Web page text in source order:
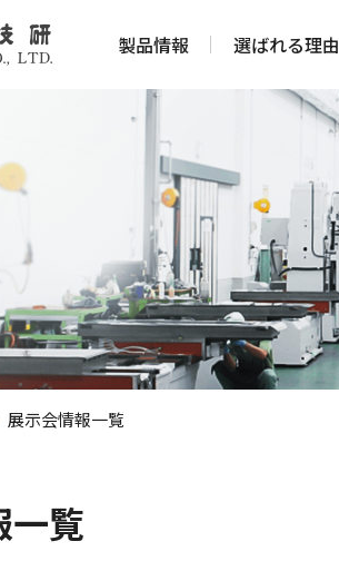
製品情報 選ばれる理由
展示会情報一覧
一覧